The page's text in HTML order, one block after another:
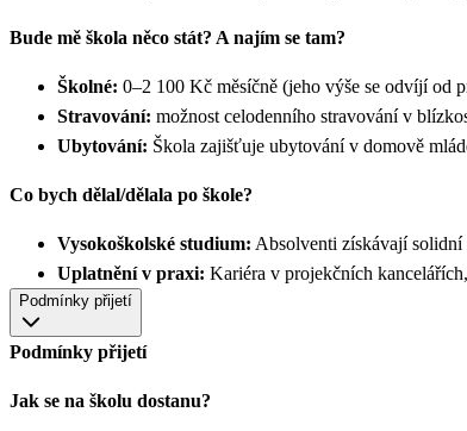
Bude mě škola něco stát? A najím se tam?
Školné: 0–2 100 Kč měsíčně (jeho výše se odvíjí od
Stravování: možnost celodenního stravování v
Ubytování: Škola zajišťuje ubytování v domově
Co bych dělal/dělala po škole?
Vysokoškolské studium: Absolventi získávají
Uplatnění v praxi: Kariéra v projekčních
Podmínky přijetí
Podmínky přijetí
Jak se na školu dostanu?